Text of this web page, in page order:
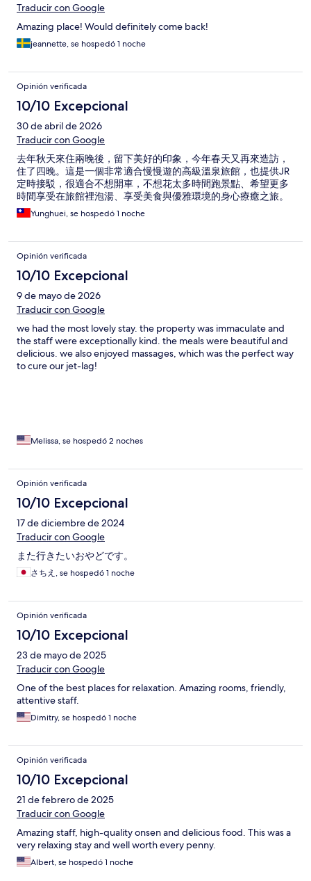
Traducir con Google
Amazing place! Would definitely come back!
jeannette, se hospedó 1 noche
Opinión verificada
10/10 Excepcional
30 de abril de 2026
Traducir con Google
去年秋天來住兩晚後，留下美好的印象，今年春天又再來造訪，
住了四晚。這是一個非常適合慢慢遊的高級溫泉旅館，也提供JR
定時接駁，很適合不想開車，不想花太多時間跑景點、希望更多
時間享受在旅館裡泡湯、享受美食與優雅環境的身心療癒之旅。
Yunghuei, se hospedó 1 noche
Opinión verificada
10/10 Excepcional
9 de mayo de 2026
Traducir con Google
we had the most lovely stay. the property was immaculate and
the staff were exceptionally kind. the meals were beautiful and
delicious. we also enjoyed massages, which was the perfect way
to cure our jet-lag!
Melissa, se hospedó 2 noches
Opinión verificada
10/10 Excepcional
17 de diciembre de 2024
Traducir con Google
また行きたいおやどです。
さちえ, se hospedó 1 noche
Opinión verificada
10/10 Excepcional
23 de mayo de 2025
Traducir con Google
One of the best places for relaxation. Amazing rooms, friendly,
attentive staff.
Dimitry, se hospedó 1 noche
Opinión verificada
10/10 Excepcional
21 de febrero de 2025
Traducir con Google
Amazing staff, high-quality onsen and delicious food. This was a
very relaxing stay and well worth every penny.
Albert, se hospedó 1 noche